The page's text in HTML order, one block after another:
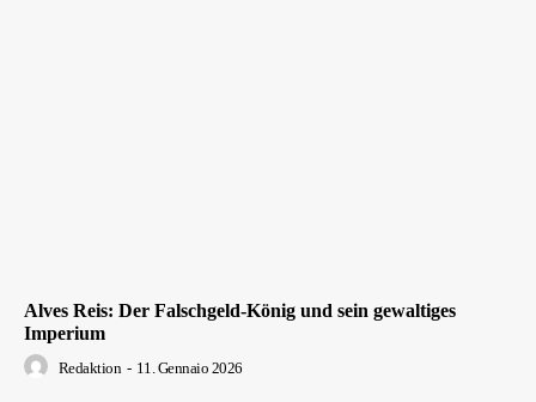
Alves Reis: Der Falschgeld-König und sein gewaltiges
Imperium
Redaktion - 11. Gennaio 2026